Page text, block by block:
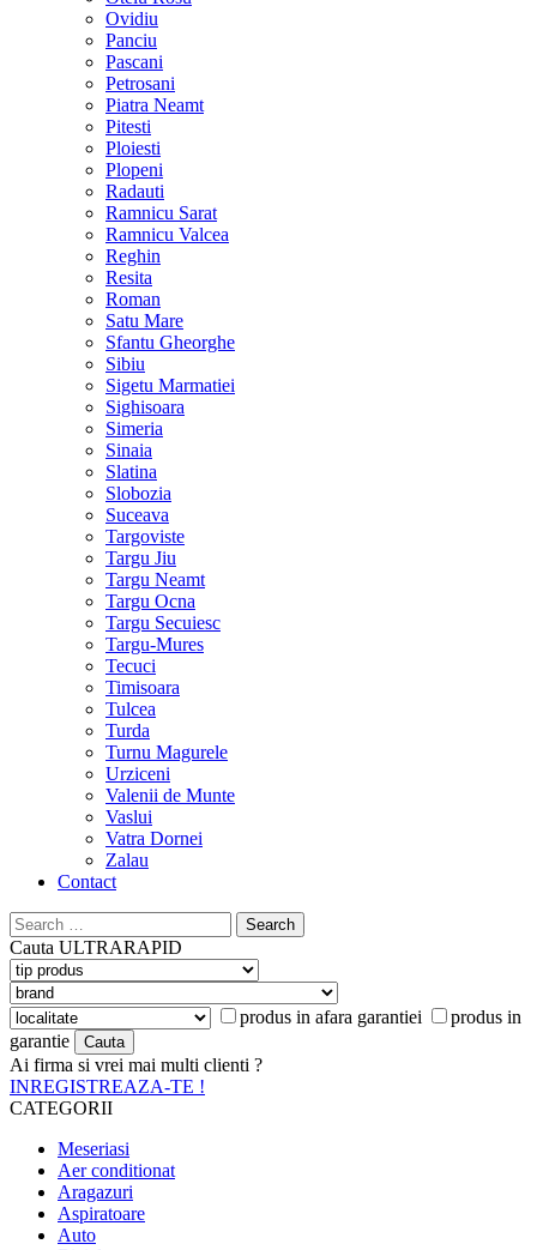
Ovidiu
Panciu
Pascani
Petrosani
Piatra Neamt
Pitesti
Ploiesti
Plopeni
Radauti
Ramnicu Sarat
Ramnicu Valcea
Reghin
Resita
Roman
Satu Mare
Sfantu Gheorghe
Sibiu
Sigetu Marmatiei
Sighisoara
Simeria
Sinaia
Slatina
Slobozia
Suceava
Targoviste
Targu Jiu
Targu Neamt
Targu Ocna
Targu Secuiesc
Targu-Mures
Tecuci
Timisoara
Tulcea
Turda
Turnu Magurele
Urziceni
Valenii de Munte
Vaslui
Vatra Dornei
Zalau
Contact
Search
for:
Cauta ULTRARAPID
produs in afara garantiei
produs in
garantie
Ai firma si vrei mai multi clienti ?
INREGISTREAZA-TE !
CATEGORII
Meseriasi
Aer conditionat
Aragazuri
Aspiratoare
Auto